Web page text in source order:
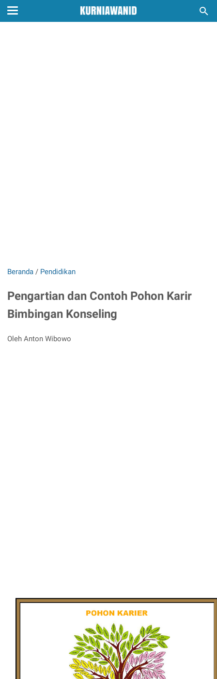
Beranda / Pendidikan
Pengartian dan Contoh Pohon Karir
Bimbingan Konseling
Oleh Anton Wibowo